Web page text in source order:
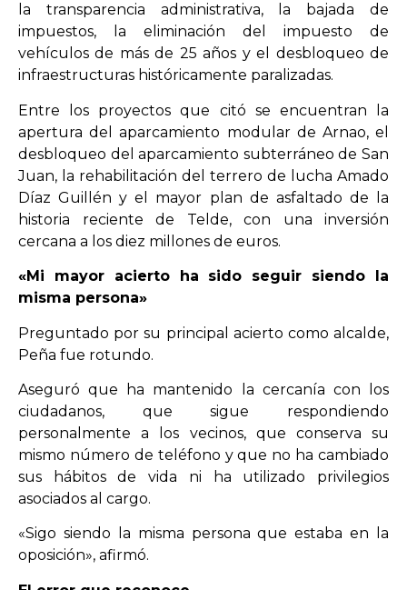
la transparencia administrativa, la bajada de
impuestos, la eliminación del impuesto de
vehículos de más de 25 años y el desbloqueo de
infraestructuras históricamente paralizadas.
Entre los proyectos que citó se encuentran la
apertura del aparcamiento modular de Arnao, el
desbloqueo del aparcamiento subterráneo de San
Juan, la rehabilitación del terrero de lucha Amado
Díaz Guillén y el mayor plan de asfaltado de la
historia reciente de Telde, con una inversión
cercana a los diez millones de euros.
«Mi mayor acierto ha sido seguir siendo la
misma persona»
Preguntado por su principal acierto como alcalde,
Peña fue rotundo.
Aseguró que ha mantenido la cercanía con los
ciudadanos, que sigue respondiendo
personalmente a los vecinos, que conserva su
mismo número de teléfono y que no ha cambiado
sus hábitos de vida ni ha utilizado privilegios
asociados al cargo.
«Sigo siendo la misma persona que estaba en la
oposición», afirmó.